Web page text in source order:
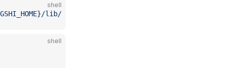
shell
lib/
shell